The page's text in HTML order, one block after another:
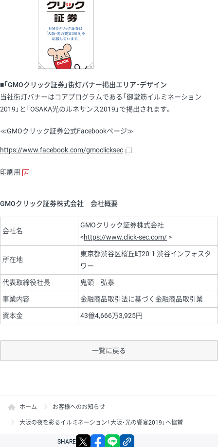
■「GMOクリック証券」街灯バナー掲出エリア・デザイン
当社街灯バナーはコアプログラムである「御堂筋イルミネーション
2019」と「OSAKA光のルネサンス2019」で掲出されます。
≪GMOクリック証券公式Facebookページ≫
https://www.facebook.com/gmoclicksec
印刷用
GMOクリック証券株式会社 会社概要
会社名
GMOクリック証券株式会社
<https://www.click-sec.com/ >
所在地
東京都渋谷区桜丘町20-1 渋谷インフォスタ
ワー
代表取締役社長 鬼頭 弘泰
事業内容 金融商品取引法に基づく金融商品取引業
資本金 43億4,666万3,925円
一覧に戻る
ホーム お客様へのお知らせ
大阪の夜を彩るイルミネーション「大阪・光の饗宴2019」へ協賛
SHARE X facebook